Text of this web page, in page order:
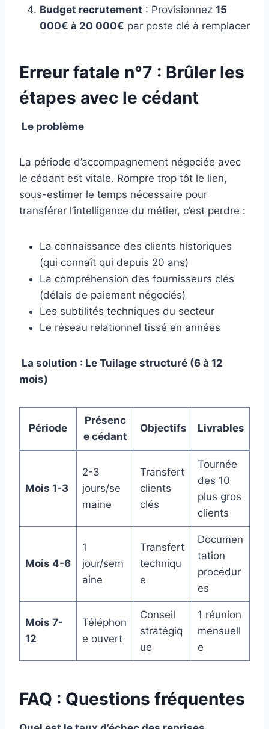
Budget recrutement : Provisionnez 15
000€ à 20 000€ par poste clé à remplacer
Erreur fatale n°7 : Brûler les
étapes avec le cédant
Le problème
La période d’accompagnement négociée avec
le cédant est vitale. Rompre trop tôt le lien,
sous-estimer le temps nécessaire pour
transférer l’intelligence du métier, c’est perdre :
La connaissance des clients historiques
(qui connaît qui depuis 20 ans)
La compréhension des fournisseurs clés
(délais de paiement négociés)
Les subtilités techniques du secteur
Le réseau relationnel tissé en années
La solution : Le Tuilage structuré (6 à 12
mois)
Période
Présenc
e cédant
Objectifs Livrables
Mois 1-3
2-3
jours/se
maine
Transfert
clients
clés
Tournée
des 10
plus gros
clients
Mois 4-6
1
jour/sem
aine
Transfert
techniqu
e
Documen
tation
procédur
es
Mois 7-
12
Téléphon
e ouvert
Conseil
stratégiq
ue
1 réunion
mensuell
e
FAQ : Questions fréquentes